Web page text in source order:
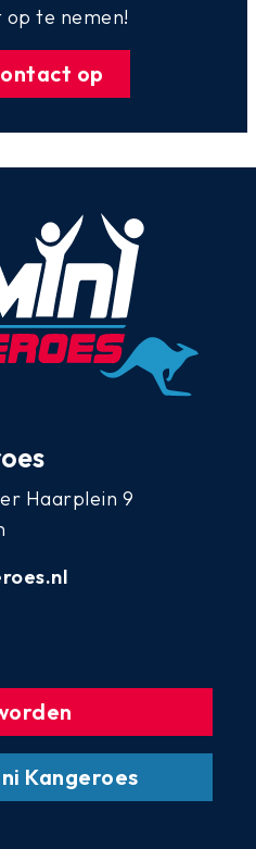
te nemen!
op
Haarplein 9
Kangeroes